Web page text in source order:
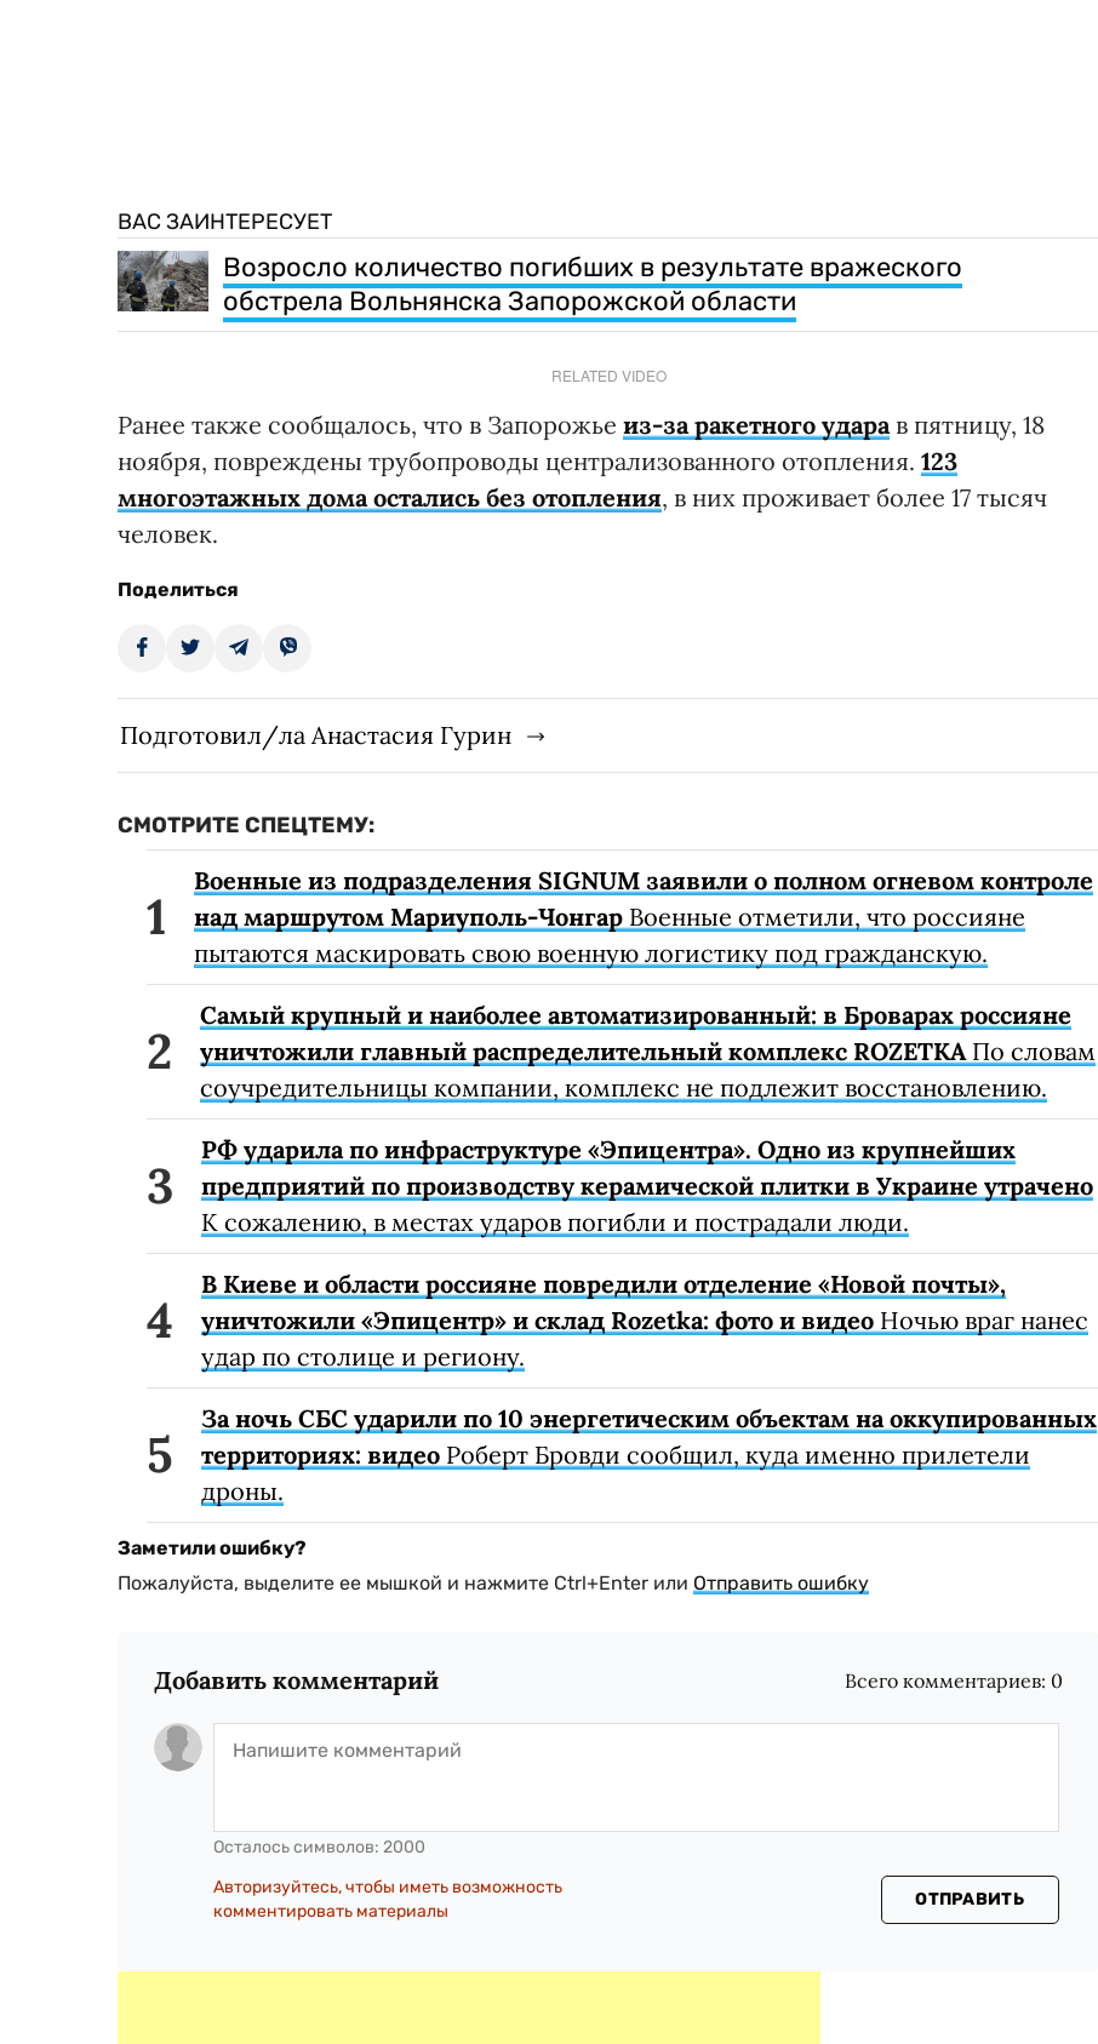
ВАС ЗАИНТЕРЕСУЕТ
Возросло количество погибших в результате вражеского
обстрела Вольнянска Запорожской области
RELATED VIDEO
Ранее также сообщалось, что в Запорожье из-за ракетного ударав пятницу, 18
ноября, повреждены трубопроводы централизованного отопления. 123
многоэтажных дома остались без отопления, в них проживает более 17 тысяч
человек.
Поделиться
Подготовил/ла Анастасия Гурин
СМОТРИТЕ СПЕЦТЕМУ:
Военные из подразделения SIGNUM заявили о полном огневом контроле
над маршрутом Мариуполь-Чонгар Военные отметили, что россияне
пытаются маскировать свою военную логистику под гражданскую.
Самый крупный и наиболее автоматизированный: в Броварах россияне
уничтожили главный распределительный комплекс ROZETKAПо словам
соучредительницы компании, комплекс не подлежит восстановлению.
РФ ударила по инфраструктуре «Эпицентра». Одно из крупнейших
предприятий по производству керамической плитки в Украине утрачено
К сожалению, в местах ударов погибли и пострадали люди.
В Киеве и области россияне повредили отделение «Новой почты»,
уничтожили «Эпицентр» и склад Rozetka: фото и видео Ночью враг нанес
удар по столице и региону.
За ночь СБС ударили по 10 энергетическим объектам на оккупированных
территориях: видео Роберт Бровди сообщил, куда именно прилетели
дроны.
Заметили ошибку?
Пожалуйста, выделите ее мышкой и нажмите Ctrl+Enter или Отправить ошибку
Добавить комментарий Всего комментариев: 0
Осталось символов: 2000
Авторизуйтесь, чтобы иметь возможность
комментировать материалы
ОТПРАВИТЬ